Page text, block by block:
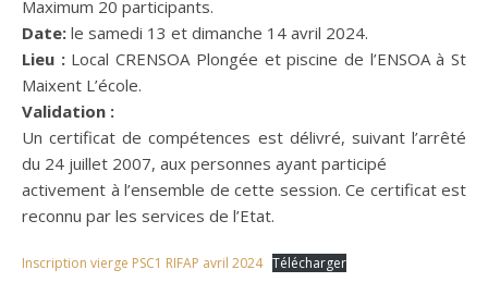
Maximum 20 participants.
Date: le samedi 13 et dimanche 14 avril 2024.
Lieu :Local CRENSOA Plongée et piscine de l’ENSOA à St
Maixent L’école.
Validation :
Un certificat de compétences est délivré, suivant l’arrêté
du 24 juillet 2007, aux personnes ayant participé
activement à l’ensemble de cette session. Ce certificat est
reconnu par les services de l’Etat.
Inscription vierge PSC1 RIFAP avril 2024 Télécharger